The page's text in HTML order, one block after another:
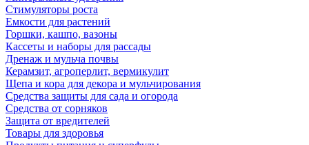
Стимуляторы роста
Емкости для растений
Горшки, кашпо, вазоны
Кассеты и наборы для рассады
Дренаж и мульча почвы
Керамзит, агроперлит, вермикулит
Щепа и кора для декора и мульчирования
Средства защиты для сада и огорода
Средства от сорняков
Защита от вредителей
Товары для здоровья